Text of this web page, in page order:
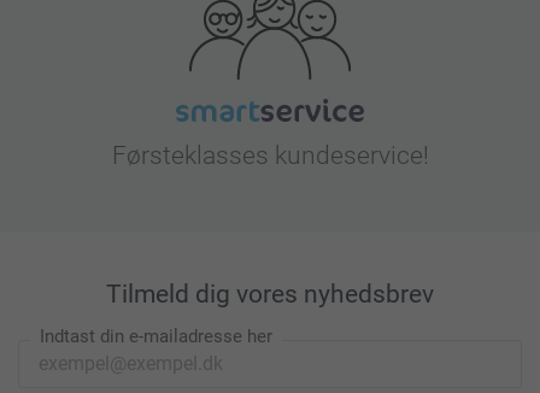
Førsteklasses kundeservice!
Tilmeld dig vores nyhedsbrev
Indtast din e-mailadresse her